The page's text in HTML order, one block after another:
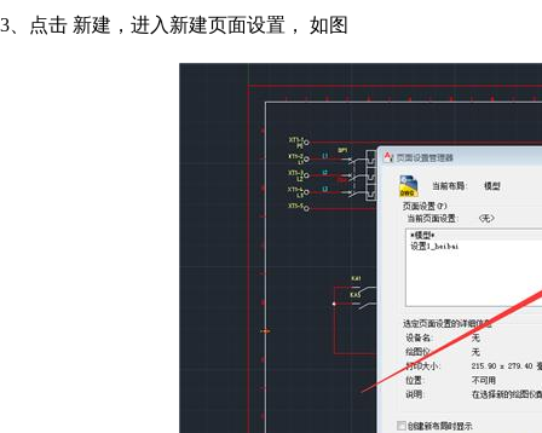
3、点击 新建，进入新建页面设置， 如图